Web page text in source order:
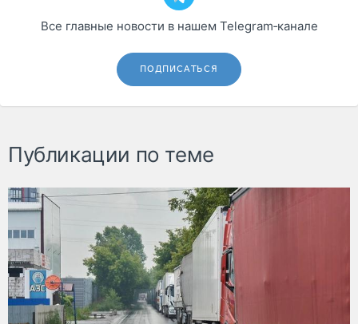
Все главные новости в нашем Telegram‑канале
ПОДПИСАТЬСЯ
Публикации по теме